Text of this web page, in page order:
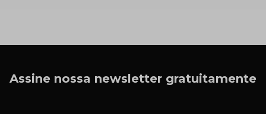
Assine nossa newsletter gratuitamente